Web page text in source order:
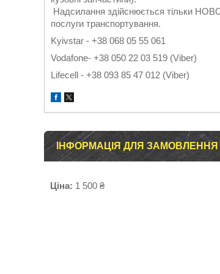
Надсилання здійснюється тільки
послуги транспортування.
Kyivstar - +38 068 05 55 061
Vodafone- +38 050 22 03 519 (Viber)
Lifecell - +38 093 85 47 012 (Viber)
ІНФОРМАЦІЯ ДЛЯ ЗАМОВЛЕННЯ
Ціна: 1 500 ₴